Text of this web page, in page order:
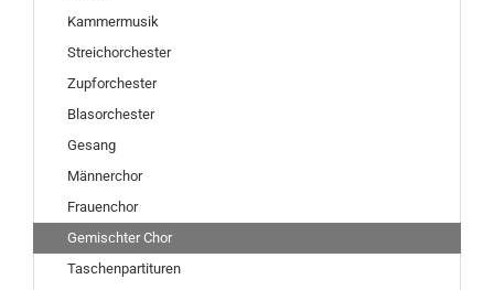
Kammermusik
Streichorchester
Zupforchester
Blasorchester
Gesang
Männerchor
Frauenchor
Gemischter Chor
Taschenpartituren